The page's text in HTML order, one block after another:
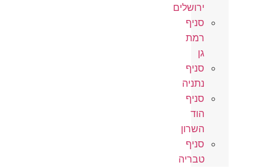
ירושלים
סניף
רמת
גן
סניף
נתניה
סניף
הוד
השרון
סניף
טבריה